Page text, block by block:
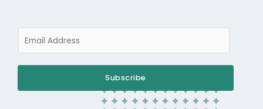
m
i
Subscribe